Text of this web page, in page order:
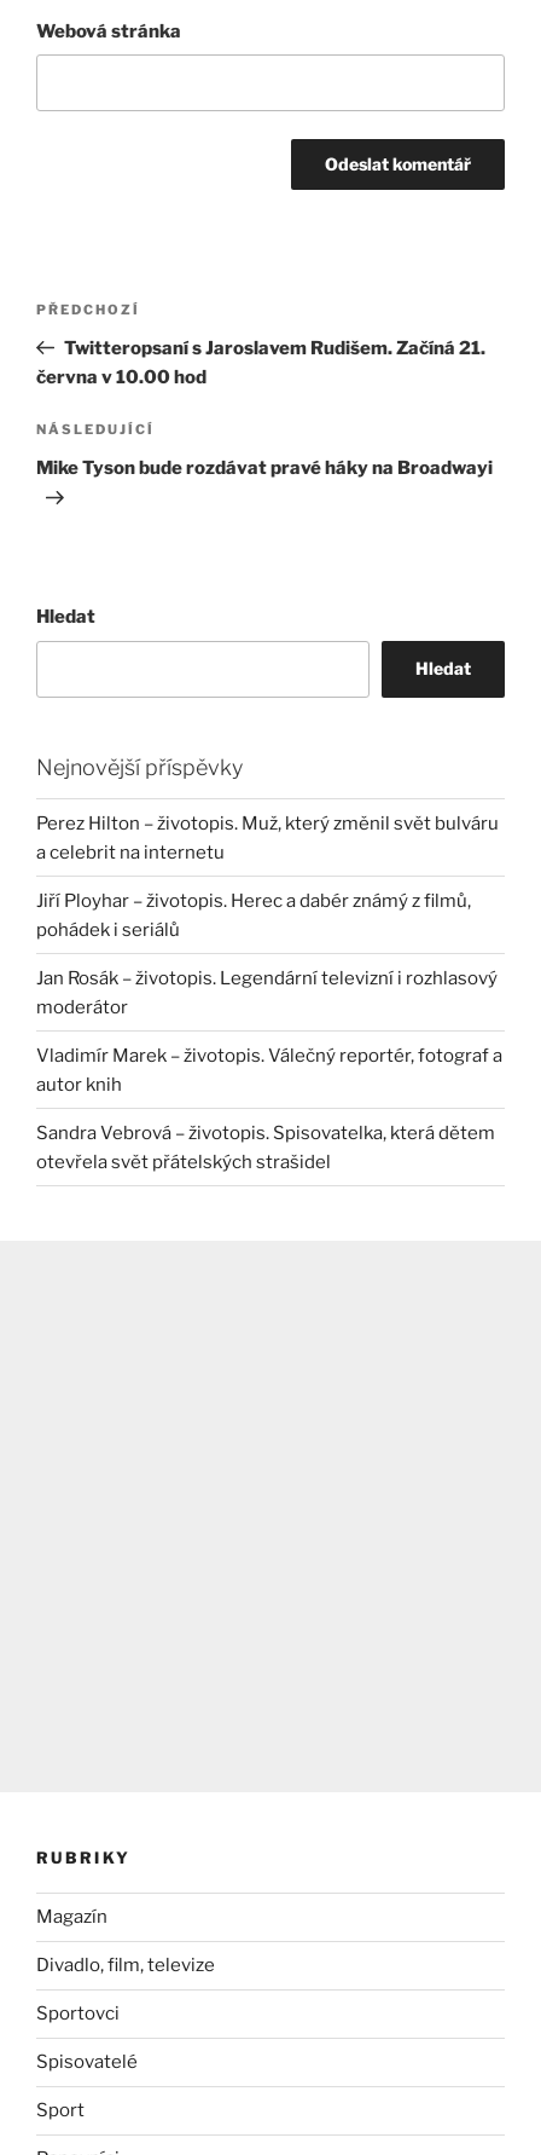
Webová stránka
Navigace
příspěvek
Předchozí
příspěvek
PŘEDCHOZÍ
Twitteropsaní s Jaroslavem Rudišem. Začíná 21.
června v 10.00 hod
Následující
příspěvek
NÁSLEDUJÍCÍ
Mike Tyson bude rozdávat pravé háky na Broadwayi
Hledat
Hledat
Nejnovější příspěvky
Perez Hilton – životopis. Muž, který změnil svět bulváru
a celebrit na internetu
Jiří Ployhar – životopis. Herec a dabér známý z filmů,
pohádek i seriálů
Jan Rosák – životopis. Legendární televizní i rozhlasový
moderátor
Vladimír Marek – životopis. Válečný reportér, fotograf a
autor knih
Sandra Vebrová – životopis. Spisovatelka, která dětem
otevřela svět přátelských strašidel
RUBRIKY
Magazín
Divadlo, film, televize
Sportovci
Spisovatelé
Sport